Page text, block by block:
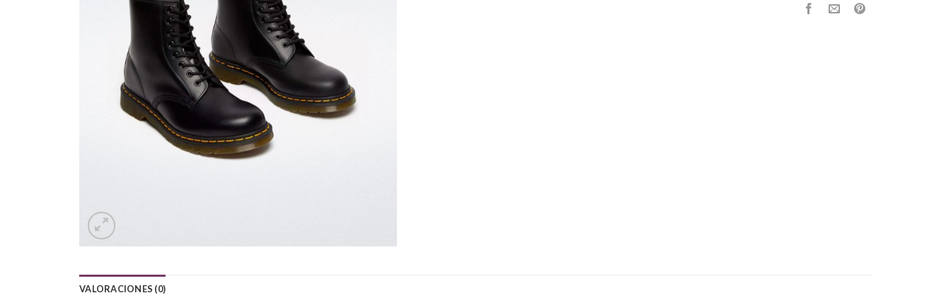
VALORACIONES (0)